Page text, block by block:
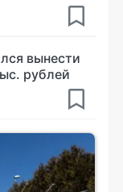
вынести
рублей